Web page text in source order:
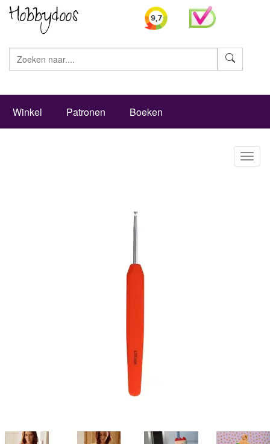
Winkel Patronen Boeken